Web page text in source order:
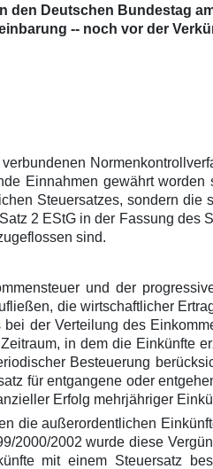
den Deutschen Bundestag
-- noch vor der
Einnahmen gewährt
Steuersatzes, sondern
2 EStG in der Fassung des
sind.
und der
die wirtschaftlicher
der Verteilung des
in dem die Einkünfte
Besteuerung
für entgangene oder
Erfolg mehrjähriger
die außerordentlichen
2000/2002 wurde diese
mit einem Steuersatz